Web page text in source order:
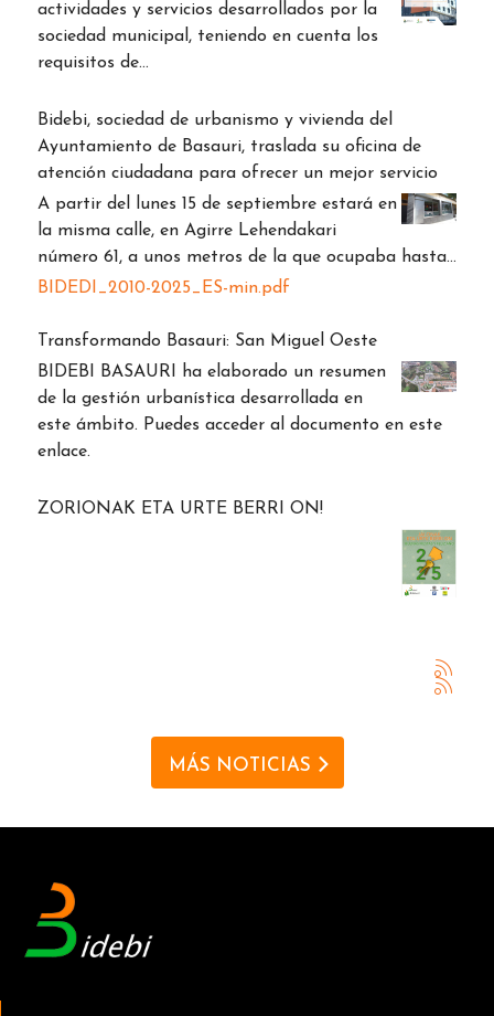
actividades y servicios desarrollados por la
sociedad municipal, teniendo en cuenta los
requisitos de…
Bidebi, sociedad de urbanismo y vivienda del
Ayuntamiento de Basauri, traslada su oficina de
atención ciudadana para ofrecer un mejor servicio
A partir del lunes 15 de septiembre estará en
la misma calle, en Agirre Lehendakari
número 61, a unos metros de la que ocupaba hasta…
BIDEDI_2010-2025_ES-min.pdf
Transformando Basauri: San Miguel Oeste
BIDEBI BASAURI ha elaborado un resumen
de la gestión urbanística desarrollada en
este ámbito. Puedes acceder al documento en este
enlace.
ZORIONAK ETA URTE BERRI ON!
MÁS NOTICIAS